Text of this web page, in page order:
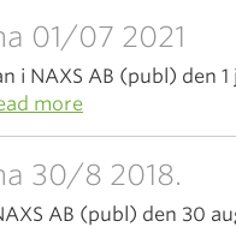
01/07 2021
i NAXS AB (publ) den 1
more
30/8 2018.
AB (publ) den 30